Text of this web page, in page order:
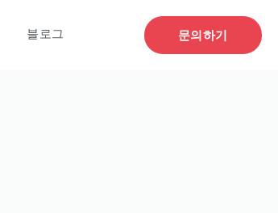
블로그 문의하기